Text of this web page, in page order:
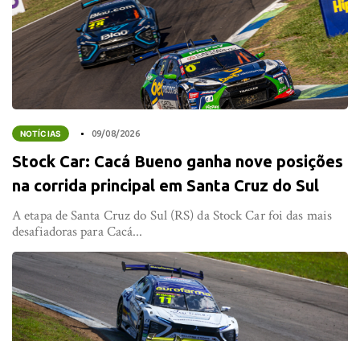
NOTÍCIAS 09/08/2026
Stock Car: Cacá Bueno ganha nove posições
na corrida principal em Santa Cruz do Sul
A etapa de Santa Cruz do Sul (RS) da Stock Car foi das mais
desafiadoras para Cacá...